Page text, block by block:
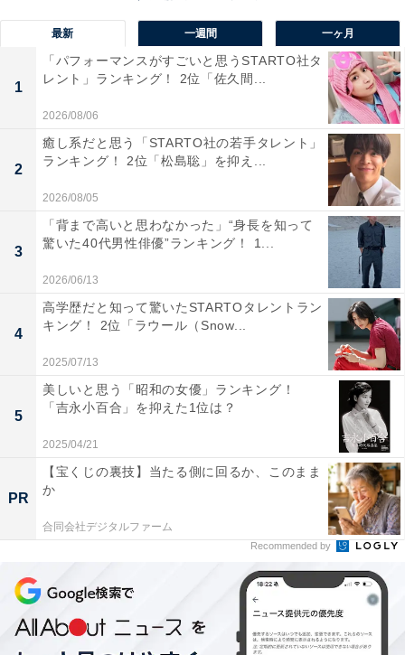
を突破した大人気の商品となっています。
自由回答を見ると、「価格が安い製品が多いメーカーで
すが評価もそこそこ高いイメージがあります」（40代女
性／愛知県）や、「アイリスオーヤマの家電は性能が良
いのに安いと思う」（30代女性／岐阜県）といったコメ
専門家は結果をこう見る！
今回の調査で判明した結果について、「All About」デジ
タル・家電ガイドの安蔵靖志さんに解説してもらいまし
た。
最新 一週間 一ヶ月
1
「パフォーマンスがすごいと思うSTARTO社タ
レント」ランキング！ 2位「佐久間...
2026/08/06
2
癒し系だと思う「STARTO社の若手タレント」
ランキング！ 2位「松島聡」を抑え...
2026/08/05
3
「背まで高いと思わなかった」“身長を知って
驚いた40代男性俳優”ランキング！ 1...
2026/06/13
4
高学歴だと知って驚いたSTARTOタレントラン
キング！ 2位「ラウール（Snow...
2025/07/13
5
美しいと思う「昭和の女優」ランキング！
「吉永小百合」を抑えた1位は？
2025/04/21
PR
【宝くじの裏技】当たる側に回るか、このまま
か
合同会社デジタルファーム
Recommended by